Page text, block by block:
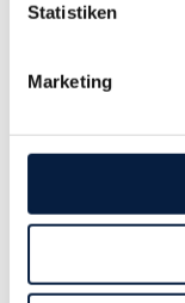
Statistiken
Marketing
als Werbungskosten steuerlich geltend gemacht werden.
Strenge